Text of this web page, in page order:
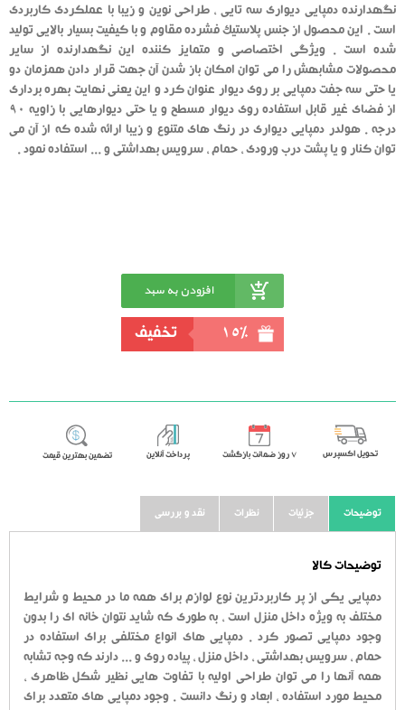
رای
دهنده
نگهدارنده دمپایی دیواری سه تایی ، طراحی نوین و زیبا با عملکردی کاربردی
است . این محصول از جنس پلاستیک فشرده مقاوم و با کیفیت بسیار بالایی تولید
شده است . ویژگی اختصاصی و متمایز کننده این نگهدارنده از سایر
محصولات مشابهش را می توان امکان باز شدن آن جهت قرار دادن همزمان دو
یا حتی سه جفت دمپایی بر روی دیوار عنوان کرد و این یعنی نهایت بهره برداری
از فضای غیر قابل استفاده روی دیوار مسطح و یا حتی دیوارهایی با زاویه 90
درجه . هولدر دمپایی دیواری در رنگ های متنوع و زیبا ارائه شده که از آن می
توان کنار و یا پشت درب ورودی ، حمام ، سرویس بهداشتی و ... استفاده نمود .
افزودن به سبد
خرید
15% تخفیف
تحویل اکسپرس ٧ روز ضمانت بازگشت پرداخت آنلاین تضمین بهترین قیمت
توضیحات جزئیات نظرات نقد و بررسی
توضیحات کالا
دمپایی یکی از پر کاربردترین نوع لوازم برای همه ما در محیط و شرایط
مختلف به ویژه داخل منزل است ، به طوری که شاید نتوان خانه ای را بدون
وجود دمپایی تصور کرد . دمپایی های انواع مختلفی برای استفاده در
حمام ، سرویس بهداشتی ، داخل منزل ، پیاده روی و ... دارند که وجه تشابه
همه آنها را می توان طراحی اولیه با تفاوت هایی نظیر شکل ظاهری ،
محیط مورد استفاده ، ابعاد و رنگ دانست . وجود دمپایی های متعدد برای